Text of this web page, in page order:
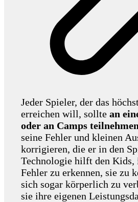
Jeder Spieler, der das
erreichen will, sollte an
oder an Camps teilnehmen
seine Fehler und kleinen
korrigieren, die er in den
Technologie hilft den Kids,
Fehler zu erkennen, sie zu
sich sogar körperlich zu
sie ihre eigenen